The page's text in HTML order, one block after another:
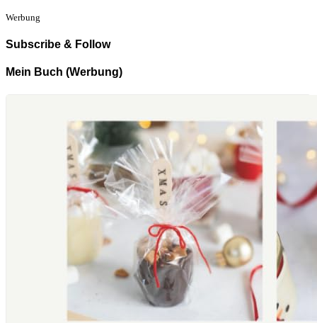
Werbung
Subscribe & Follow
Mein Buch (Werbung)